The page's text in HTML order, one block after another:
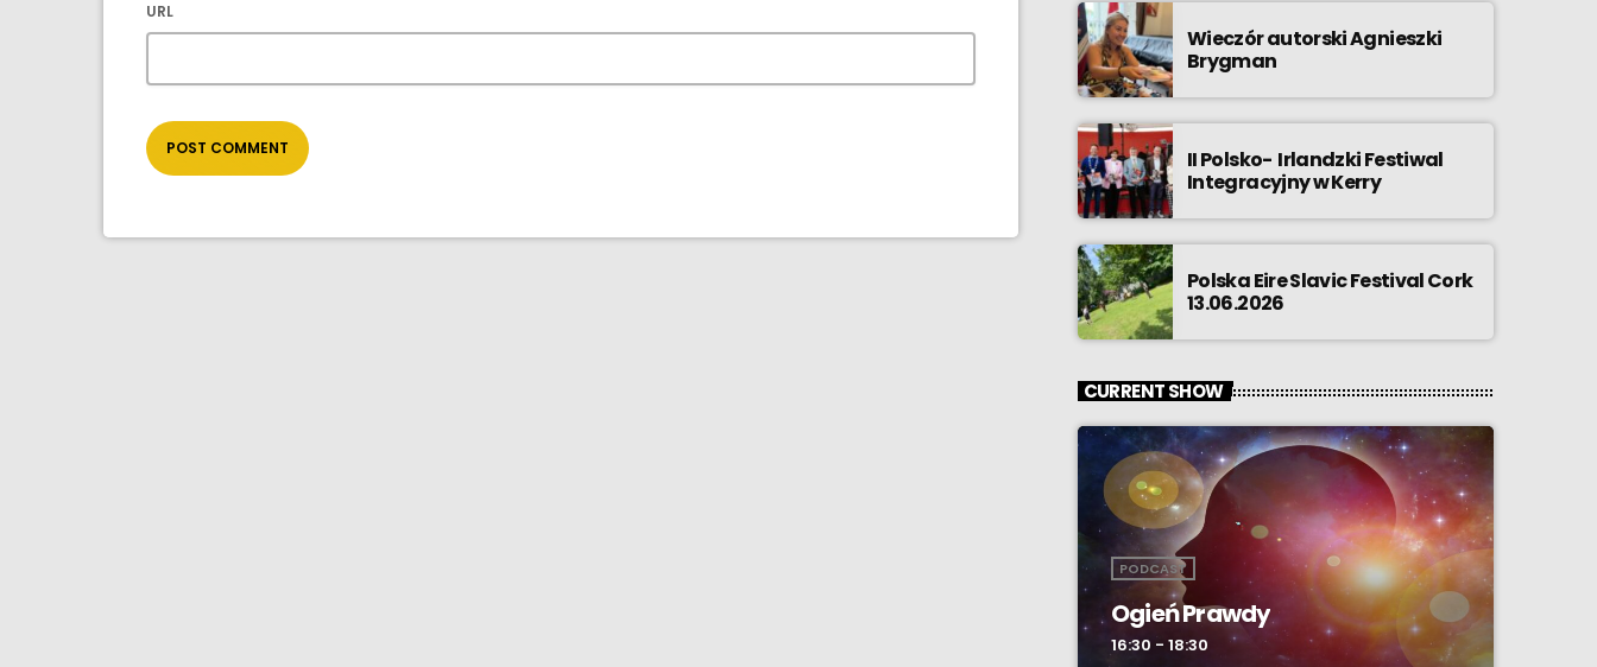
URL
Wieczór autorski Agnieszki
Brygman
II Polsko- Irlandzki Festiwal
Integracyjny w Kerry
Polska Eire Slavic Festival Cork
13.06.2026
CURRENT SHOW
PODCAST
Ogień Prawdy
16:30 - 18:30